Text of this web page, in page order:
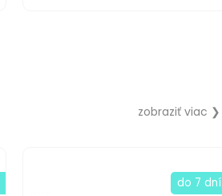
zobraziť viac ❯
do 7 dní